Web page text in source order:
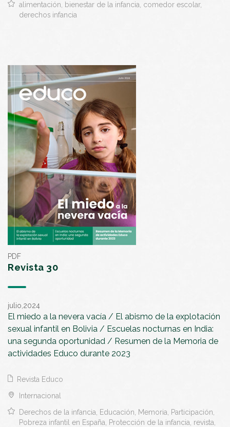
alimentación, bienestar de la infancia, comedor escolar,
derechos infancia
PDF
Revista 30
julio,2024
El miedo a la nevera vacía / El abismo de la explotación
sexual infantil en Bolivia / Escuelas nocturnas en India:
una segunda oportunidad / Resumen de la Memoria de
actividades Educo durante 2023
Revista Educo
Internacional
Derechos de la infancia, Educación, Memoria, Participación,
Pobreza infantil en España, Protección de la infancia, revista,